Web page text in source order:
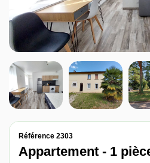
Partenaires
Nos avis
Contact
Référence 2303
Appartement - 1